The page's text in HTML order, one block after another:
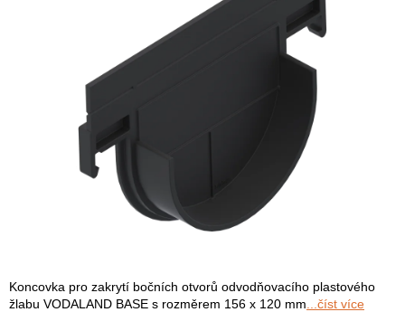
Koncovka pro zakrytí bočních otvorů odvodňovacího plastového
žlabu VODALAND BASE s rozměrem 156 x 120 mm ...číst více